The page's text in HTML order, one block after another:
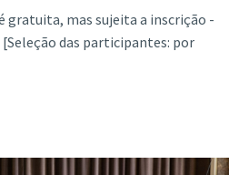
gratuita, mas sujeita a inscrição -
das participantes: por